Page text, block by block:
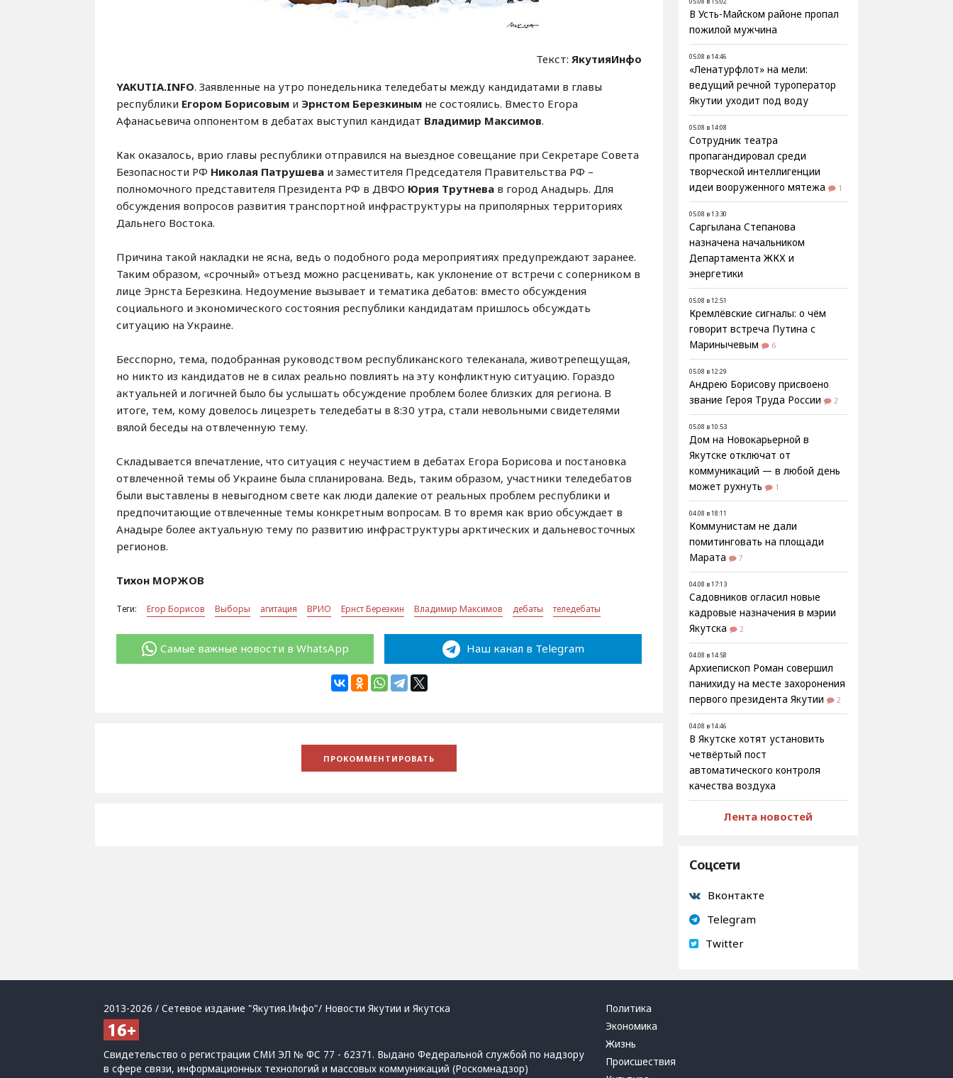
Текст:ЯкутияИнфо
YAKUTIA.INFO. Заявленные на утро понедельника теледебаты между кандидатами в главы
республики Егором Борисовым и Эрнстом Березкиным не состоялись. Вместо Егора
Афанасьевича оппонентом в дебатах выступил кандидат Владимир Максимов.
Как оказалось, врио главы республики отправился на выездное совещание при Секретаре Совета
Безопасности РФ Николая Патрушева и заместителя Председателя Правительства РФ –
полномочного представителя Президента РФ в ДВФО Юрия Трутнева в город Анадырь. Для
обсуждения вопросов развития транспортной инфраструктуры на приполярных территориях
Дальнего Востока.
Причина такой накладки не ясна, ведь о подобного рода мероприятиях предупреждают заранее.
Таким образом, «срочный» отъезд можно расценивать, как уклонение от встречи с соперником в
лице Эрнста Березкина. Недоумение вызывает и тематика дебатов: вместо обсуждения
социального и экономического состояния республики кандидатам пришлось обсуждать
ситуацию на Украине.
Бесспорно, тема, подобранная руководством республиканского телеканала, животрепещущая,
но никто из кандидатов не в силах реально повлиять на эту конфликтную ситуацию. Гораздо
актуальней и логичней было бы услышать обсуждение проблем более близких для региона. В
итоге, тем, кому довелось лицезреть теледебаты в 8:30 утра, стали невольными свидетелями
вялой беседы на отвлеченную тему.
Складывается впечатление, что ситуация с неучастием в дебатах Егора Борисова и постановка
отвлеченной темы об Украине была спланирована. Ведь, таким образом, участники теледебатов
были выставлены в невыгодном свете как люди далекие от реальных проблем республики и
предпочитающие отвлеченные темы конкретным вопросам. В то время как врио обсуждает в
Анадыре более актуальную тему по развитию инфраструктуры арктических и дальневосточных
регионов.
Тихон МОРЖОВ
Теги: Егор Борисов Выборы агитация ВРИО Ернст Березкин Владимир Максимов дебаты теледебаты
Самые важные новости в WhatsApp Наш канал в Telegram
В Усть-Майском районе пропал
пожилой мужчина
05.08 в 14:46
«Ленатурфлот» на мели:
ведущий речной туроператор
Якутии уходит под воду
05.08 в 14:08
Сотрудник театра
пропагандировал среди
творческой интеллигенции
идеи вооруженного мятежа
1
05.08 в 13:30
Саргылана Степанова
назначена начальником
Департамента ЖКХ и
энергетики
05.08 в 12:51
Кремлёвские сигналы: о чём
говорит встреча Путина с
Маринычевым
6
05.08 в 12:29
Андрею Борисову присвоено
звание Героя Труда России
2
05.08 в 10:53
Дом на Новокарьерной в
Якутске отключат от
коммуникаций — в любой день
может рухнуть
1
04.08 в 18:11
Коммунистам не дали
помитинговать на площади
Марата
7
04.08 в 17:13
Садовников огласил новые
кадровые назначения в мэрии
Якутска
2
04.08 в 14:58
Архиепископ Роман совершил
панихиду на месте захоронения
первого президента Якутии
2
04.08 в 14:46
В Якутске хотят установить
четвёртый пост
автоматического контроля
качества воздуха
Лента новостей
Соцсети
Вконтакте
Telegram
Twitter
2013-2026 / Сетевое издание "Якутия.Инфо"/ Новости Якутии и Якутска
Свидетельство о регистрации СМИ ЭЛ № ФС 77 - 62371. Выдано Федеральной службой по надзору
в сфере связи, информационных технологий и массовых коммуникаций (Роскомнадзор)
Политика
Экономика
Жизнь
Происшествия